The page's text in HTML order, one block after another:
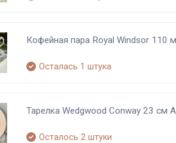
Кофейная пара Royal Windsor 110
Осталась 1 штука
Тарелка Wedgwood Conway 23 см
Осталось 2 штуки